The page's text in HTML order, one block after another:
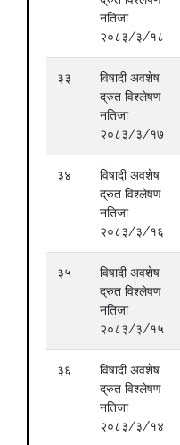
नतिजा
२०८३/३/१८
३३
विषादी अवशेष
द्रुत विश्लेषण
नतिजा
२०८३/३/१७
३४
विषादी अवशेष
द्रुत विश्लेषण
नतिजा
२०८३/३/१६
३५
विषादी अवशेष
द्रुत विश्लेषण
नतिजा
२०८३/३/१५
३६
विषादी अवशेष
द्रुत विश्लेषण
नतिजा
२०८३/३/१४